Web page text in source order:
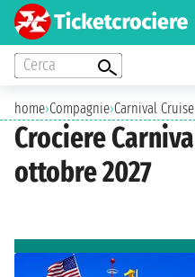
Cerca
home›Compagnie›Carnival
Crociere
ottobre 2027